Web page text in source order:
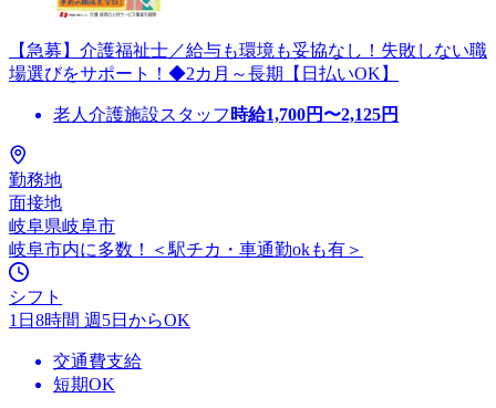
【急募】介護福祉士／給与も環境も妥協なし！失敗しない職
場選びをサポート！◆2カ月～長期【日払いOK】
老人介護施設スタッフ 時給1,700円〜2,125円
勤務地
面接地
岐阜県岐阜市
岐阜市内に多数！＜駅チカ・車通勤okも有＞
シフト
1日8時間 週5日からOK
交通費支給
短期OK